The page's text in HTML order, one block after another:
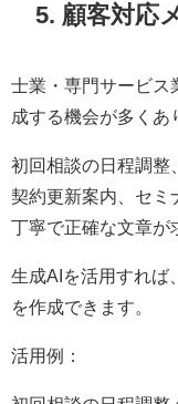
5. 顧客対応
士業・専門サービス
成する機会が多くあ
初回相談の日程調整
契約更新案内、セミ
丁寧で正確な文章が
生成AIを活用すれば
を作成できます。
活用例：